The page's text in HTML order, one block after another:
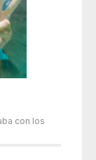
con los